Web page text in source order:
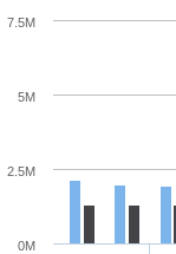
0M
2.5M
5M
7.5M